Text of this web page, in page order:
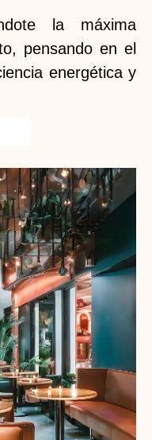
la máxima
pensando en el
energética y